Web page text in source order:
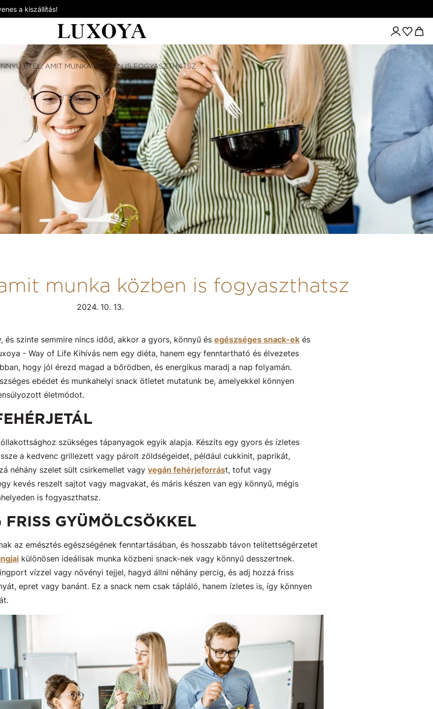
a kiszállítás!
ÉTEL, AMIT MUNKA KÖZBEN IS FOGYASZTHATSZ
munka közben is fogyaszthatsz
2024. 10. 13.
szinte semmire nincs időd, akkor a gyors, könnyű és egészséges snack-ek és
- Way of Life Kihívás nem egy diéta, hanem egy fenntartható és élvezetes
hogy jól érezd magad a bőrödben, és energikus maradj a nap folyamán.
ebédet és munkahelyi snack ötletet mutatunk be, amelyekkel könnyen
életmódot.
szükséges tápanyagok egyik alapja. Készíts egy gyors és ízletes
a kedvenc grillezett vagy párolt zöldségeidet, például cukkinit, paprikát,
néhány szelet sült csirkemellet vagy vegán fehérjeforrást, tofut vagy
kevés reszelt sajtot vagy magvakat, és máris készen van egy könnyű, mégis
is fogyaszthatsz.
GYÜMÖLCSÖKKEL
az emésztés egészségének fenntartásában, és hosszabb távon telítettségérzetet
különösen ideálisak munka közbeni snack-nek vagy könnyű desszertnek.
vízzel vagy növényi tejjel, hagyd állni néhány percig, és adj hozzá friss
epret vagy banánt. Ez a snack nem csak tápláló, hanem ízletes is, így könnyen